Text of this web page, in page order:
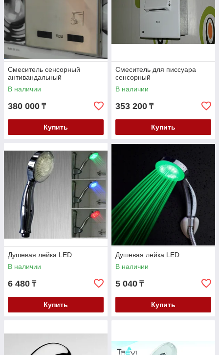
Смеситель сенсорный
антивандальный
В наличии
380 000 ₸
Купить
Смеситель для писсуара
сенсорный
В наличии
353 200 ₸
Купить
Душевая лейка LED
В наличии
6 480 ₸
Купить
Душевая лейка LED
В наличии
5 040 ₸
Купить